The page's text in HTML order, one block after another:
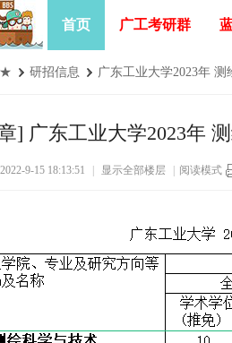
首页 广工考研群
★ › 研招信息 › 广东工业大学2023年
] 广东工业大学2023年
9-15 18:13:51 显示全部楼层 阅读模式